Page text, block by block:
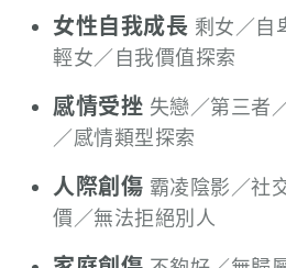
女性自我成長 剩女／自
輕女／自我價值探索
感情受挫 失戀／第三者
／感情類型探索
人際創傷 霸凌陰影／社
價／無法拒絕別人